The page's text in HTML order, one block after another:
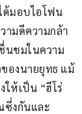
ด้มอบไอโฟน
ามดีความกล้า
นชมในความ
ของนายยุทธ แม้
ให้เป็น “ฮีโร่
ซึ่งกันและ